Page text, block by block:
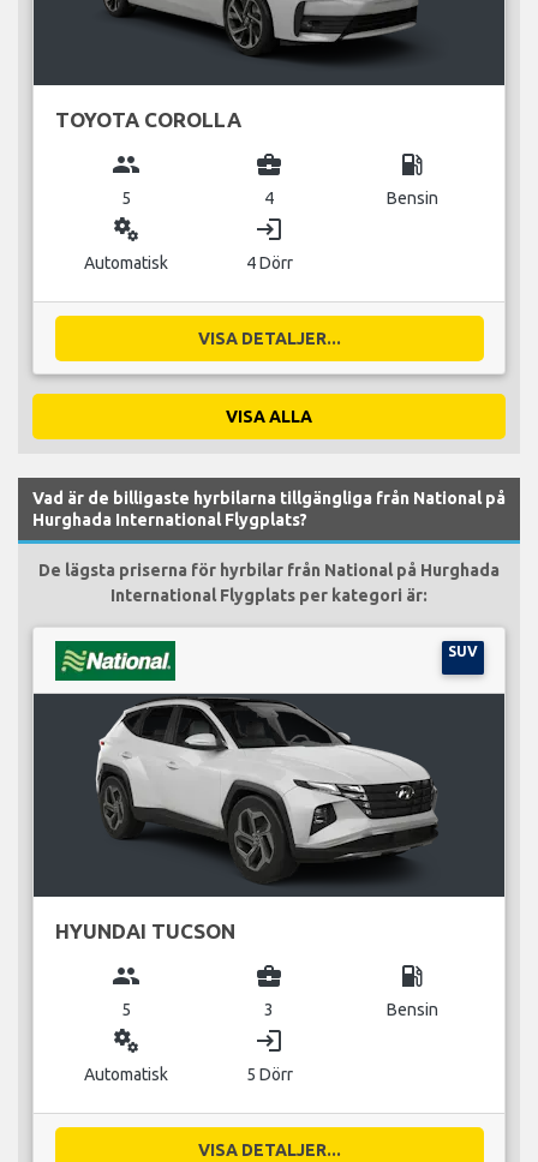
TOYOTA COROLLA
group
5
business_center
4
local_gas_station
Bensin
miscellaneous_services
Automatisk
login
4 Dörr
VISA DETALJER...
VISA ALLA
Vad är de billigaste hyrbilarna tillgängliga från National på
Hurghada International Flygplats?
De lägsta priserna för hyrbilar från National på Hurghada
International Flygplats per kategori är:
SUV
HYUNDAI TUCSON
group
5
business_center
3
local_gas_station
Bensin
miscellaneous_services
Automatisk
login
5 Dörr
VISA DETALJER...